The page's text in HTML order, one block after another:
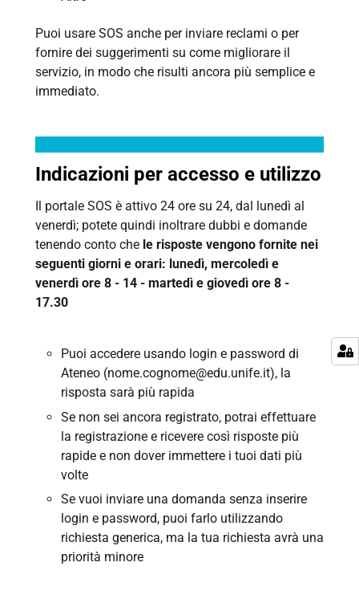
Puoi usare SOS anche per inviare reclami o per
fornire dei suggerimenti su come migliorare il
servizio, in modo che risulti ancora più semplice e
immediato.
Indicazioni per accesso e utilizzo
Il portale SOS è attivo 24 ore su 24, dal lunedì al
venerdì; potete quindi inoltrare dubbi e domande
tenendo conto che le risposte vengono fornite nei
seguenti giorni e orari: lunedì, mercoledì e
venerdì ore 8 - 14 - martedì e giovedì ore 8 -
17.30
Puoi accedere usando login e password di
Ateneo (nome.cognome@edu.unife.it), la
risposta sarà più rapida
Se non sei ancora registrato, potrai effettuare
la registrazione e ricevere così risposte più
rapide e non dover immettere i tuoi dati più
volte
Se vuoi inviare una domanda senza inserire
login e password, puoi farlo utilizzando
richiesta generica, ma la tua richiesta avrà una
priorità minore